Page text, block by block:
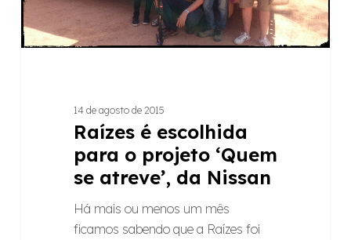
‘Quem
se
atreve’,
14 de agosto de 2015
Raízes é escolhida
para o projeto ‘Quem
se atreve’, da Nissan
Há mais ou menos um mês
ficamos sabendo que a Raízes foi